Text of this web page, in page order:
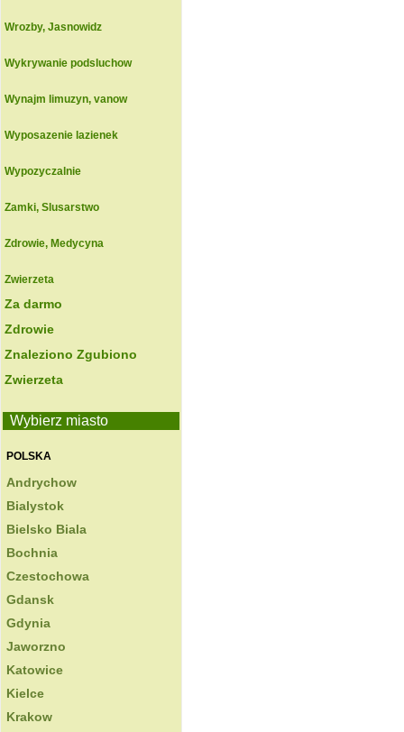
Wrozby, Jasnowidz
Wykrywanie podsluchow
Wynajm limuzyn, vanow
Wyposazenie lazienek
Wypozyczalnie
Zamki, Slusarstwo
Zdrowie, Medycyna
Zwierzeta
Za darmo
Zdrowie
Znaleziono Zgubiono
Zwierzeta
Wybierz miasto
POLSKA
Andrychow
Bialystok
Bielsko Biala
Bochnia
Czestochowa
Gdansk
Gdynia
Jaworzno
Katowice
Kielce
Krakow